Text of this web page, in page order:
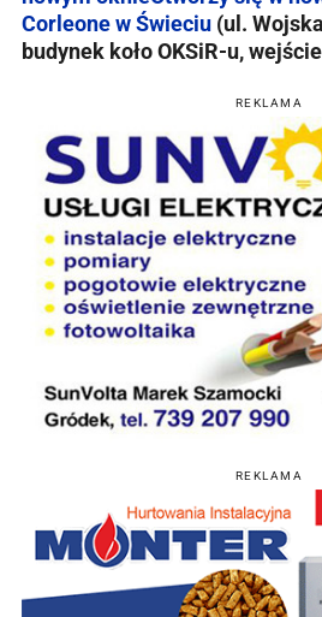
Corleone w Świeciu (ul.
budynek koło OKSiR-u,
REKLAMA
REKLAMA